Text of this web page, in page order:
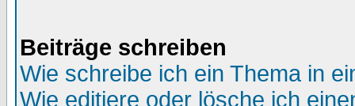
Beiträge schreiben
Wie schreibe ich ein Thema in
Wie editiere oder lösche ich